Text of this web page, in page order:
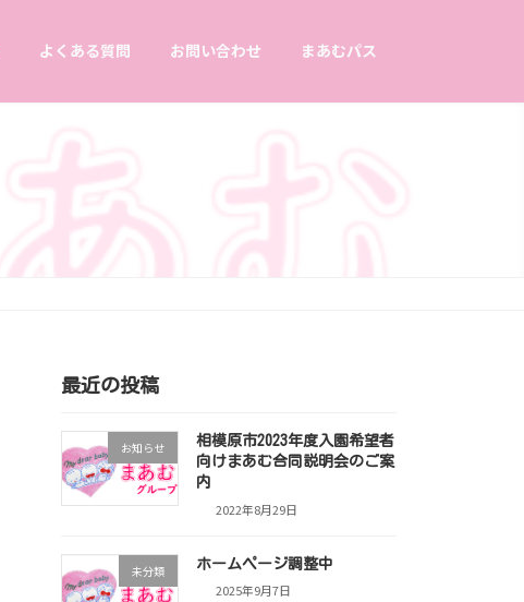
よくある質問 お問い合わせ まあむパス
最近の投稿
お知らせ
相模原市2023年度入園希望者
向けまあむ合同説明会のご案
内
2022年8月29日
未分類 ホームページ調整中
2025年9月7日